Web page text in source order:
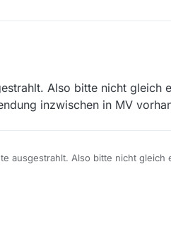
Also bitte nicht gleich
inzwischen in MV
ausgestrahlt. Also bitte nicht gleich